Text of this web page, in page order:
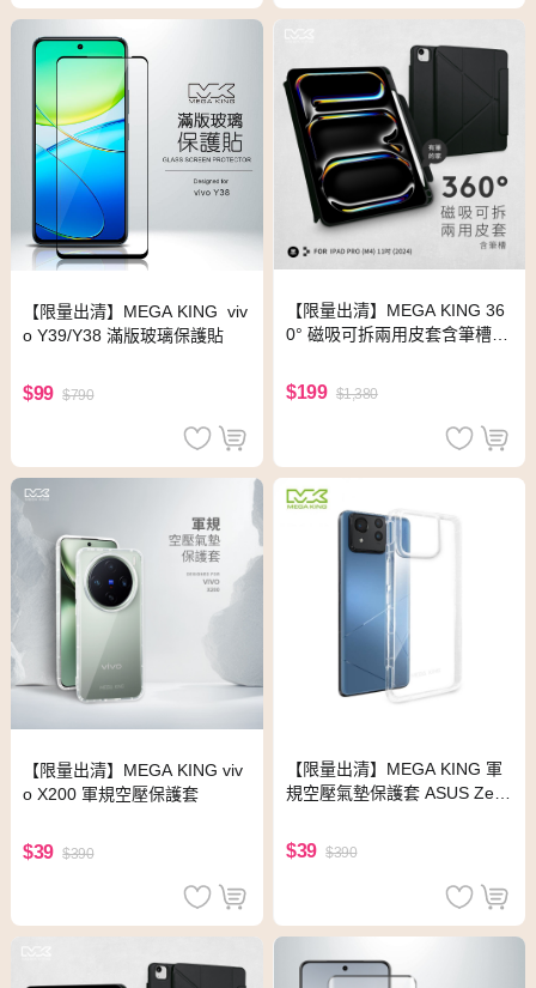
【限量出清】MEGA KING viv
o Y39/Y38 滿版玻璃保護貼
$99 $790
【限量出清】MEGA KING 36
0° 磁吸可拆兩用皮套含筆槽 iP
$199 $1,380
【限量出清】MEGA KING viv
o X200 軍規空壓保護套
$39 $390
【限量出清】MEGA KING 軍
規空壓氣墊保護套 ASUS Zenf
$39 $390